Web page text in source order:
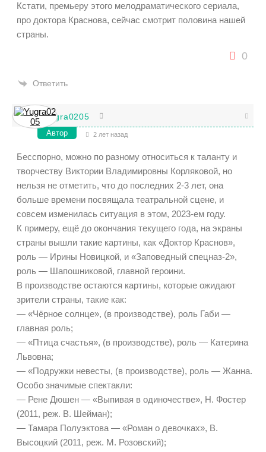
Кстати, премьеру этого мелодраматического сериала,
про доктора Краснова, сейчас смотрит половина нашей
страны.
0
Ответить
Yugra0205
Автор 2 лет назад
Бесспорно, можно по разному относиться к таланту и
творчеству Виктории Владимировны Корляковой, но
нельзя не отметить, что до последних 2-3 лет, она
больше времени посвящала театральной сцене, и
совсем изменилась ситуация в этом, 2023-ем году.
К примеру, ещё до окончания текущего года, на экраны
страны вышли такие картины, как «Доктор Краснов»,
роль — Ирины Новицкой, и «Заповедный спецназ-2»,
роль — Шапошниковой, главной героини.
В производстве остаются картины, которые ожидают
зрители страны, такие как:
— «Чёрное солнце», (в производстве), роль Габи —
главная роль;
— «Птица счастья», (в производстве), роль — Катерина
Львовна;
— «Подружки невесты, (в производстве), роль — Жанна.
Особо значимые спектакли:
— Рене Дюшен — «Выпивая в одиночестве», Н. Фостер
(2011, реж. В. Шейман);
— Тамара Полуэктова — «Роман о девочках», В.
Высоцкий (2011, реж. М. Розовский);